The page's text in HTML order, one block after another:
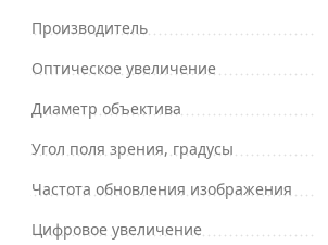
Производитель
Оптическое увеличение
Диаметр объектива
Угол поля зрения, градусы
Частота обновления изображения
Цифровое увеличение